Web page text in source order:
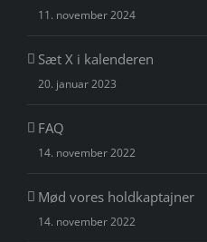
11. november 2024
Sæt X i kalenderen
20. januar 2023
FAQ
14. november 2022
Mød vores holdkaptajner
14. november 2022